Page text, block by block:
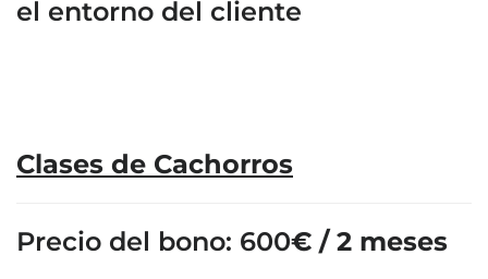
el entorno del cliente
Clases de Cachorros
Precio del bono: 600€ / 2 meses